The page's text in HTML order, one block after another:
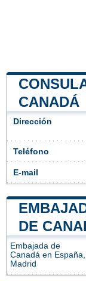
CANADÁ
Dirección
Teléfono
E-mail
DE
Embajada de
Canadá en España,
Madrid